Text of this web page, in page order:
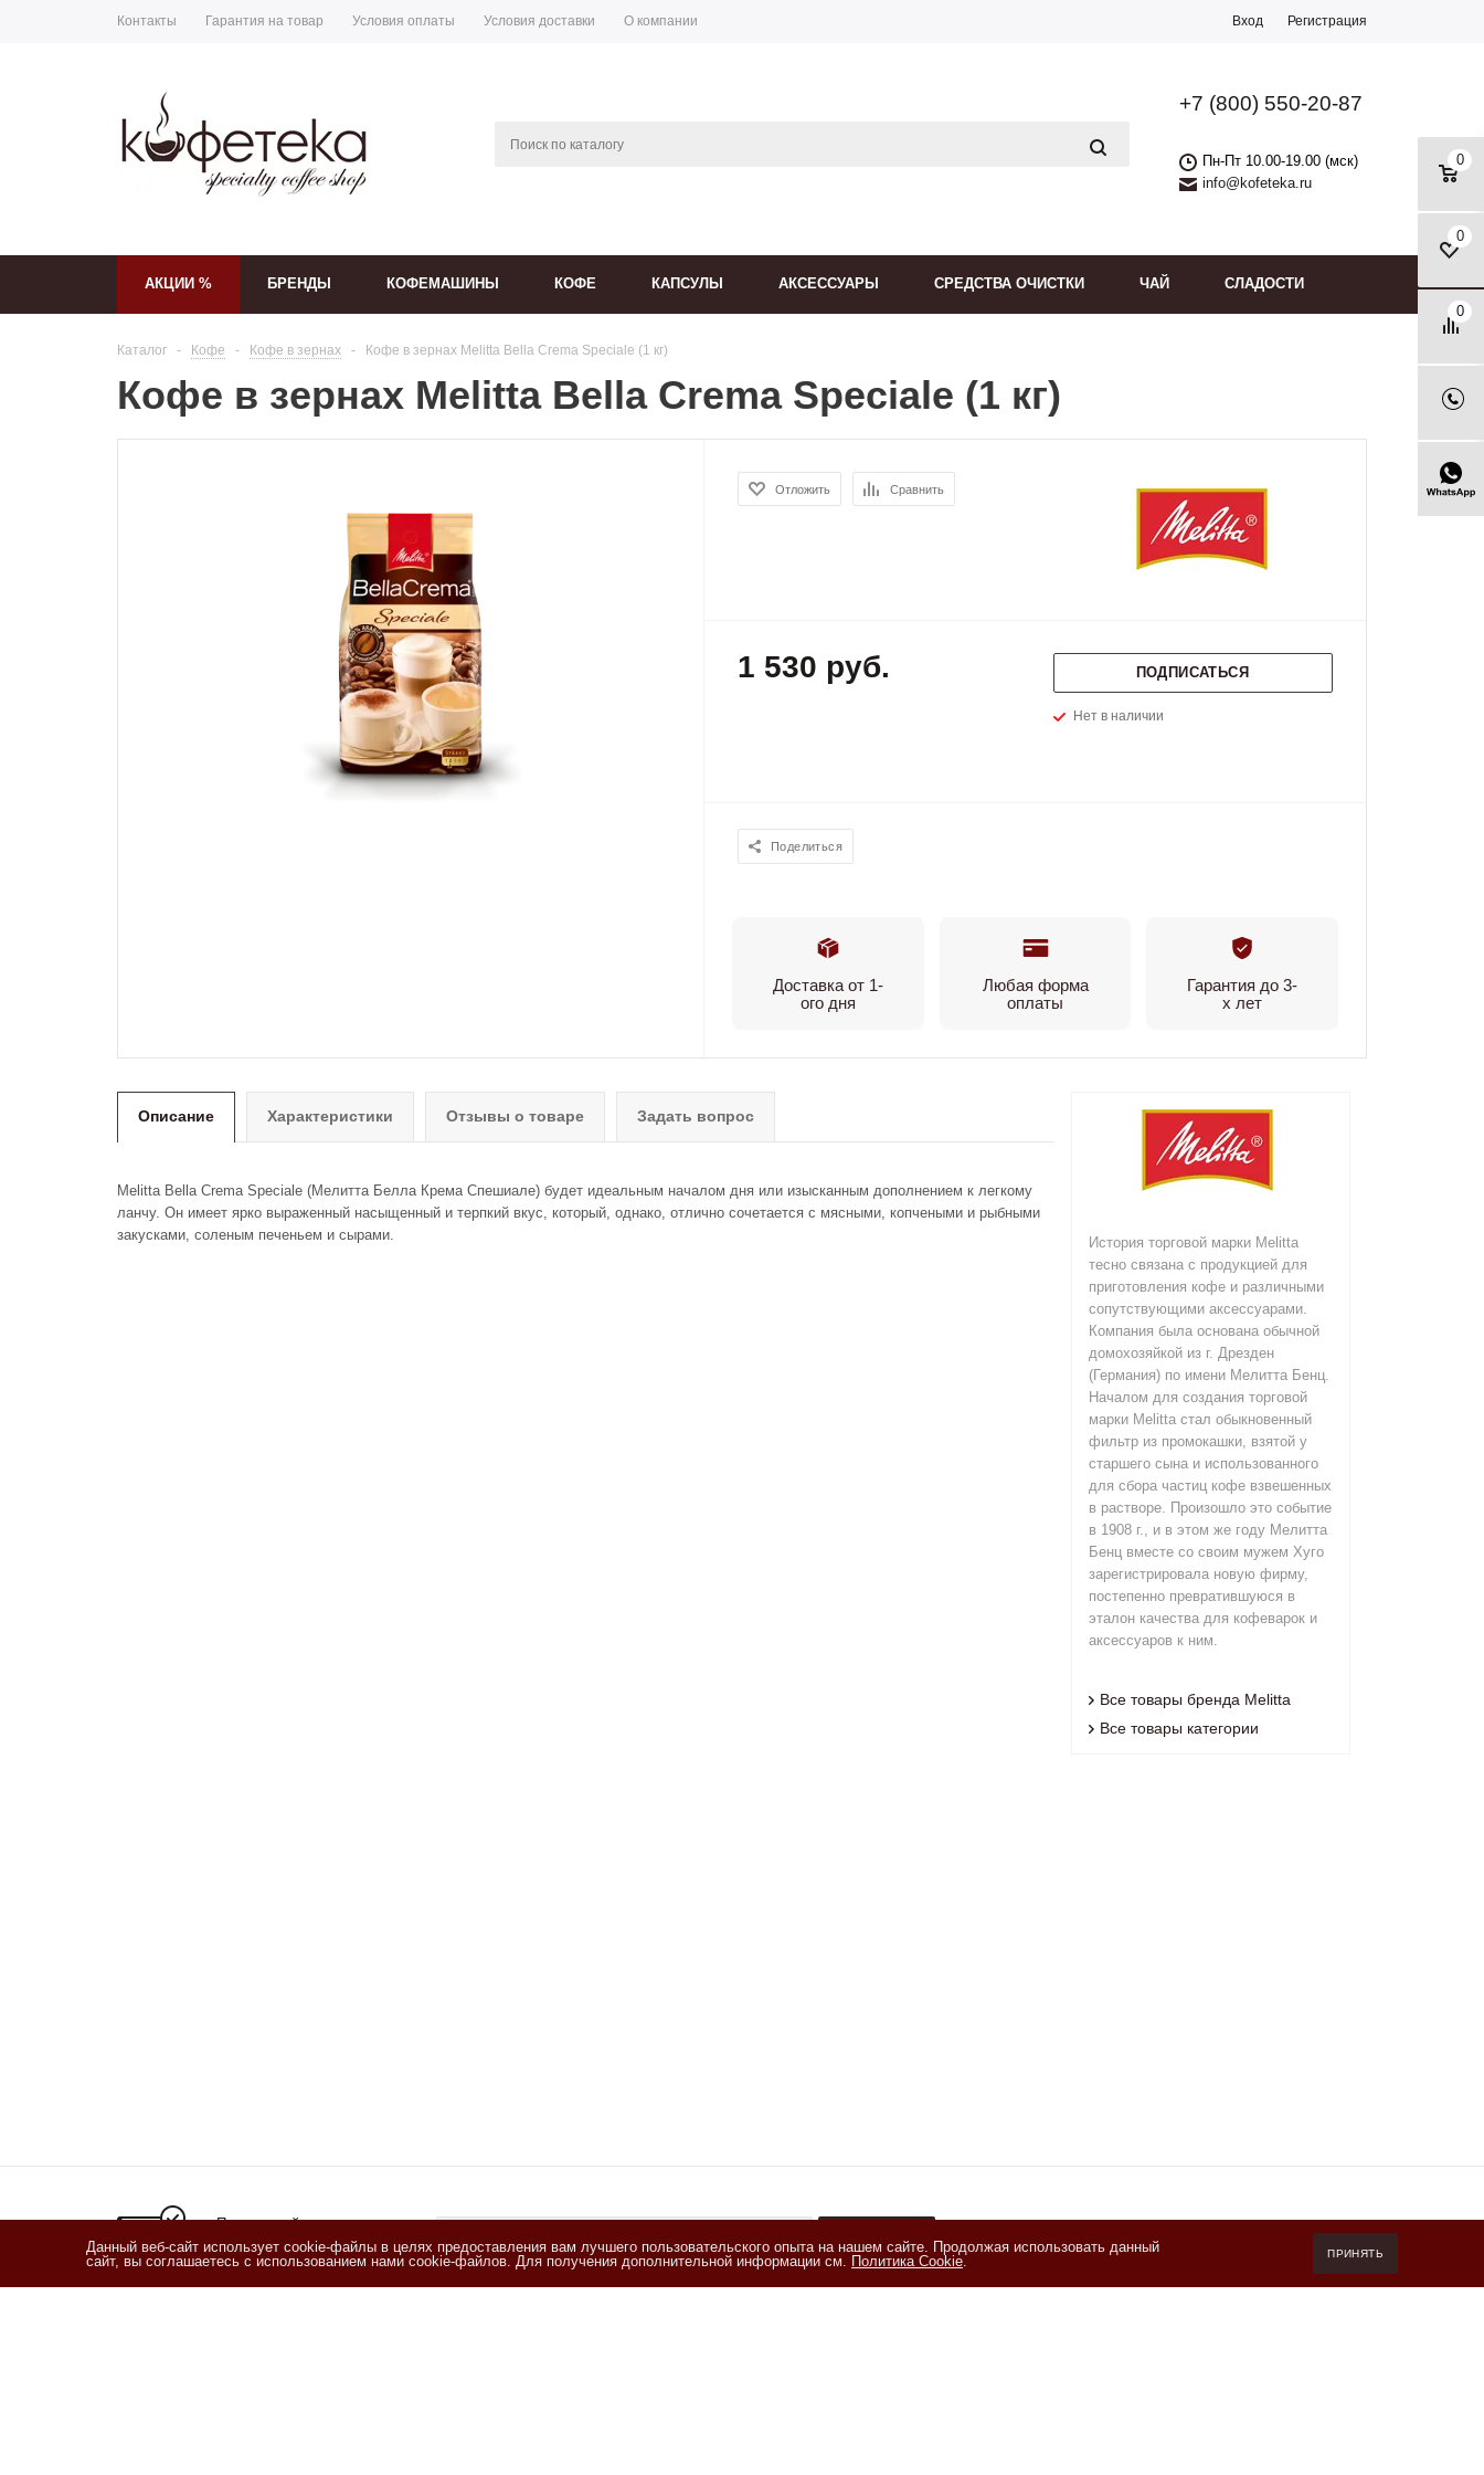
Контакты Гарантия на товар Условия оплаты Условия доставки О компании Вход Регистрация
+7 (800) 550-20-87
Пн-Пт 10.00-19.00 (мск)
info@kofeteka.ru
0
0
0
АКЦИИ % БРЕНДЫ КОФЕМАШИНЫ КОФЕ КАПСУЛЫ АКСЕССУАРЫ СРЕДСТВА ОЧИСТКИ ЧАЙ СЛАДОСТИ
Каталог - Кофе - Кофе в зернах - Кофе в зернах Melitta Bella Crema Speciale (1 кг)
Кофе в зернах Melitta Bella Crema Speciale (1 кг)
Отложить Сравнить
1 530 руб. ПОДПИСАТЬСЯ
Нет в наличии
Поделиться
Доставка от 1-
ого дня
Любая форма
оплаты
Гарантия до 3-
х лет
Описание Характеристики Отзывы о товаре Задать вопрос
Melitta Bella Crema Speciale (Мелитта Белла Крема Спешиале) будет идеальным началом дня или изысканным дополнением к легкому
ланчу. Он имеет ярко выраженный насыщенный и терпкий вкус, который, однако, отлично сочетается с мясными, копчеными и рыбными
закусками, соленым печеньем и сырами.
История торговой марки Melitta
тесно связана с продукцией для
приготовления кофе и различными
сопутствующими аксессуарами.
Компания была основана обычной
домохозяйкой из г. Дрезден
(Германия) по имени Мелитта Бенц.
Началом для создания торговой
марки Melitta стал обыкновенный
фильтр из промокашки, взятой у
старшего сына и использованного
для сбора частиц кофе взвешенных
в растворе. Произошло это событие
в 1908 г., и в этом же году Мелитта
Бенц вместе со своим мужем Хуго
зарегистрировала новую фирму,
постепенно превратившуюся в
эталон качества для кофеварок и
аксессуаров к ним.
Все товары бренда Melitta
Все товары категории
Подписывайтесь
на новости и акции
Я ознакомлен(а) сПолитикой обработки персональных данныхи даю
+7 (800) 550-20-87
Данный веб-сайт использует cookie-файлы в целях предоставления вам лучшего пользовательского опыта на нашем сайте. Продолжая использовать данный
сайт, вы соглашаетесь с использованием нами cookie-файлов. Для получения дополнительной информации см. Политика Cookie. ПРИНЯТЬ